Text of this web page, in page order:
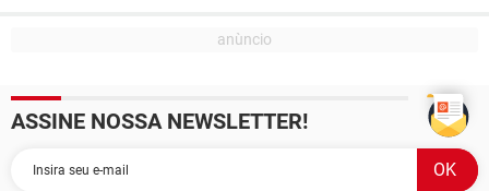
ASSINE NOSSA NEWSLETTER!